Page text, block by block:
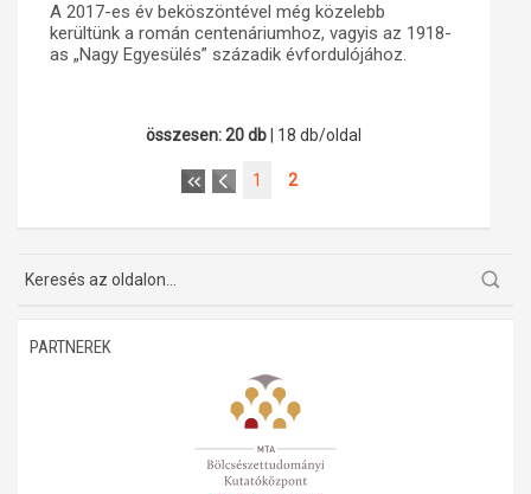
A trianoni szerződés
Műhelymunkák
A 2017-es év beköszöntével még közelebb
kerültünk a román centenáriumhoz, vagyis az 1918-
as „Nagy Egyesülés” századik évfordulójához.
összesen: 20 db | 18 db/oldal
1 2
PARTNEREK